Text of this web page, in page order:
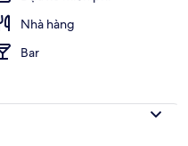
Nhà hàng
Bar